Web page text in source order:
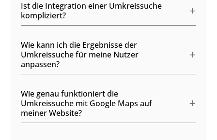
Ist die Integration einer Umkreissuche
kompliziert?
Wie kann ich die Ergebnisse der
Umkreissuche für meine Nutzer
anpassen?
Wie genau funktioniert die
Umkreissuche mit Google Maps auf
meiner Website?